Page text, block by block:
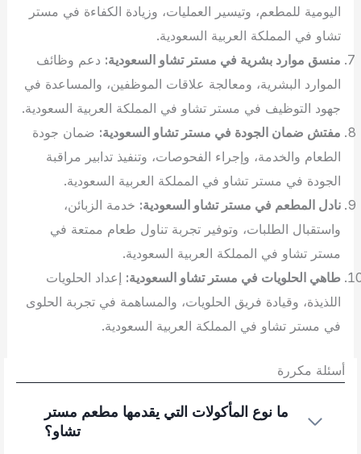
اليومية للمطعم، وتيسير العمليات، وزيادة الكفاءة في مستر
تشاو في المملكة العربية السعودية.
منسق موارد بشرية في مستر تشاو السعودية: دعم وظائف
الموارد البشرية، ومعالجة علاقات الموظفين، والمساعدة في
جهود التوظيف في مستر تشاو في المملكة العربية السعودية.
مفتش ضمان الجودة في مستر تشاو السعودية: ضمان جودة
الطعام والخدمة، وإجراء الفحوصات، وتنفيذ تدابير مراقبة
الجودة في مستر تشاو في المملكة العربية السعودية.
نادل المطعم في مستر تشاو السعودية: خدمة الزبائن،
واستقبال الطلبات، وتوفير تجربة تناول طعام ممتعة في
مستر تشاو في المملكة العربية السعودية.
طاهي الحلويات في مستر تشاو السعودية: إعداد الحلويات
اللذيذة، وقيادة فريق الحلويات، والمساهمة في تجربة الحلوى
في مستر تشاو في المملكة العربية السعودية.
أسئلة مكررة
ما نوع المأكولات التي يقدمها مطعم مستر
تشاو؟